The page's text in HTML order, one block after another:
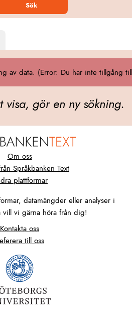
Sök
av data. (Error: Du har inte tillgång
visa, gör en ny sökning.
Om oss
Språkbanken Text
plattformar
datamängder eller analyser i
vi gärna höra från dig!
Kontakta oss
till oss